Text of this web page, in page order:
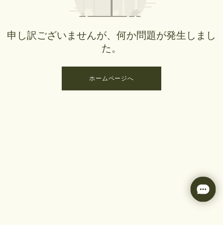
申し訳ございませんが、何か問題が発生しまし
た。
ホームページへ